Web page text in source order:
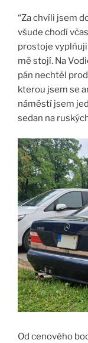
“Za chvíli jsem
všude chodí
prostoje vyplňuji
mě stojí. Na
pán nechtěl
kterou jsem se
náměstí jsem
sedan na
Od cenového